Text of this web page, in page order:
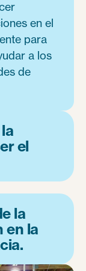
en el
para
a los
de
el
la
en la